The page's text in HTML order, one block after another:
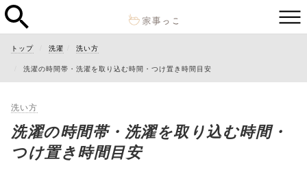
トップ 洗濯 洗い方
洗濯の時間帯・洗濯を取り込む時間・つけ置き時間目安
洗い方
洗濯の時間帯・洗濯を取り込む時間・
つけ置き時間目安